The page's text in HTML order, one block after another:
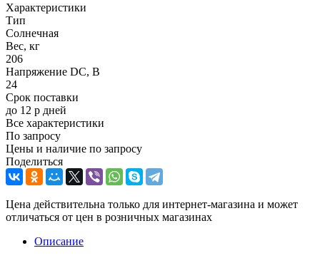
Характеристики
Тип
Солнечная
Вес, кг
206
Напряжение DC, В
24
Срок поставки
до 12 р дней
Все характеристики
По запросу
Цены и наличие по запросу
Поделиться
Цена действительна только для интернет-магазина и может
отличаться от цен в розничных магазинах
Описание